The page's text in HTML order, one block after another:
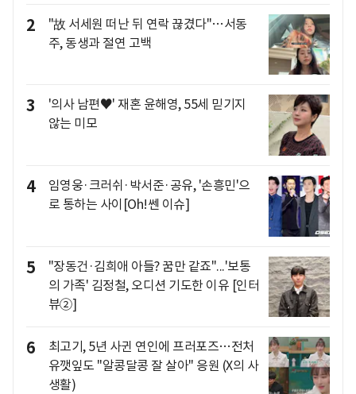
2
"故 서세원 떠난 뒤 연락 끊겼다"…서동
주, 동생과 절연 고백
3
'의사 남편♥' 재혼 윤해영, 55세 믿기지
않는 미모
4
임영웅·크러쉬·박서준·공유, '손흥민'으
로 통하는 사이[Oh!쎈 이슈]
5
"장동건·김희애 아들? 꿈만 같죠"...'보통
의 가족' 김정철, 오디션 기도한 이유 [인터
뷰②]
6
최고기, 5년 사귄 연인에 프러포즈…전처
유깻잎도 "알콩달콩 잘 살아" 응원 (X의 사
생활)